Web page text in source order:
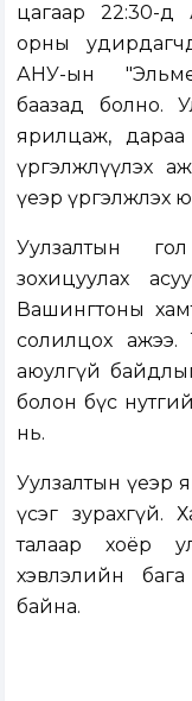
цагаар 22:30-д
орны
АНУ-ын
баазад болно.
ярилцаж, дараа
үргэлжлүүлэх
үеэр үргэлжлэх
Уулзалтын
зохицуулах
Вашингтоны
солилцох ажээ.
аюулгүй
болон бүс
нь.
Уулзалтын үеэр
үсэг зурахгүй.
талаар хоёр
хэвлэлийн
байна.